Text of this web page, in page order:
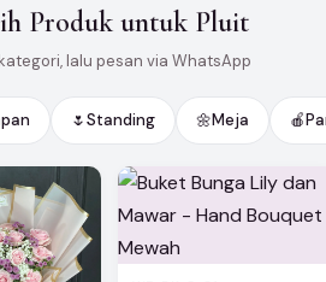
Produk untuk Pluit
lalu pesan via WhatsApp
🌷Standing 🌼Meja 🍎